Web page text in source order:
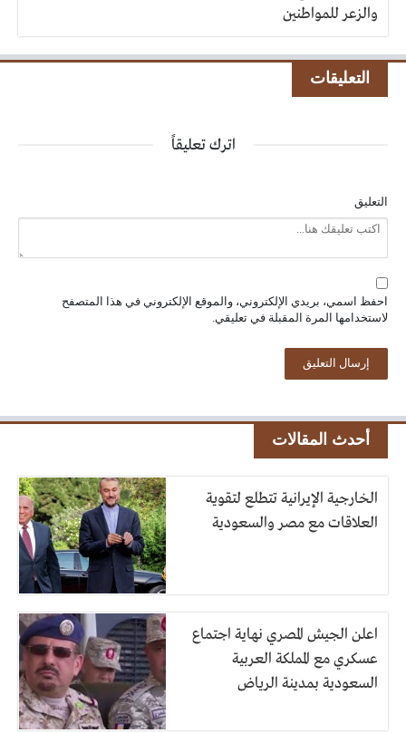
والزعر للمواطنين
التعليقات
اترك تعليقاً
التعليق
احفظ اسمي، بريدي الإلكتروني، والموقع الإلكتروني في هذا المتصفح
لاستخدامها المرة المقبلة في تعليقي.
أحدث المقالات
الخارجية الإيرانية تتطلع لتقوية
العلاقات مع مصر والسعودية
اعلن الجيش المصري نهاية اجتماع
عسكري مع المملكة العربية
السعودية بمدينة الرياض